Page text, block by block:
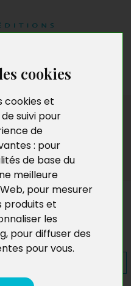
cookies
cookies et
suivi pour
de
: pour
de base du
meilleure
, pour mesurer
produits et
les
, pour diffuser des
pour vous.